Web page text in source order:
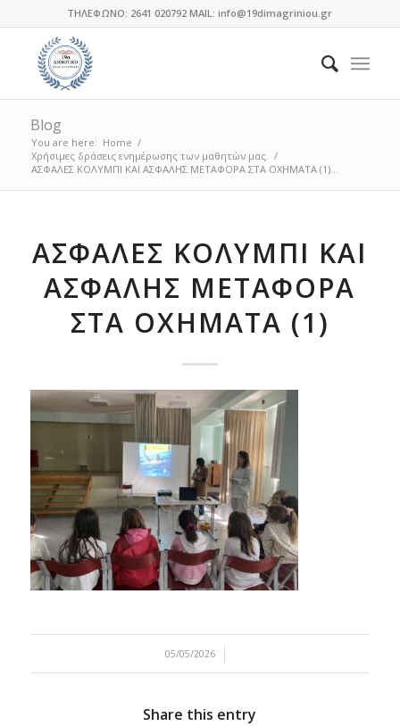
ΤΗΛΕΦΩΝΟ: 2641 020792 MAIL: info@19dimagriniou.gr
Blog
You are here: Home /
Χρήσιμες δράσεις ενημέρωσης των μαθητών μας. /
ΑΣΦΑΛΕΣ ΚΟΛΥΜΠΙ ΚΑΙ ΑΣΦΑΛΗΣ ΜΕΤΑΦΟΡΑ ΣΤΑ ΟΧΗΜΑΤΑ (1)...
ΑΣΦΑΛΕΣ ΚΟΛΥΜΠΙ ΚΑΙ
ΑΣΦΑΛΗΣ ΜΕΤΑΦΟΡΑ
ΣΤΑ ΟΧΗΜΑΤΑ (1)
05/05/2026
/
Share this entry